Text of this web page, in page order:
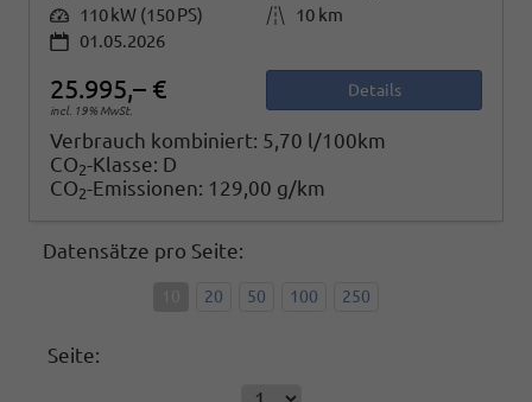
Leistung 110 kW (150 PS) Kilometerstand
10 km
01.05.2026
25.995,– €
incl. 19% MwSt.
Details
Verbrauch kombiniert: 5,70 l/100km
CO2-Klasse: D
CO2-Emissionen: 129,00 g/km
Datensätze pro Seite:
20 50 100 250
Seite: